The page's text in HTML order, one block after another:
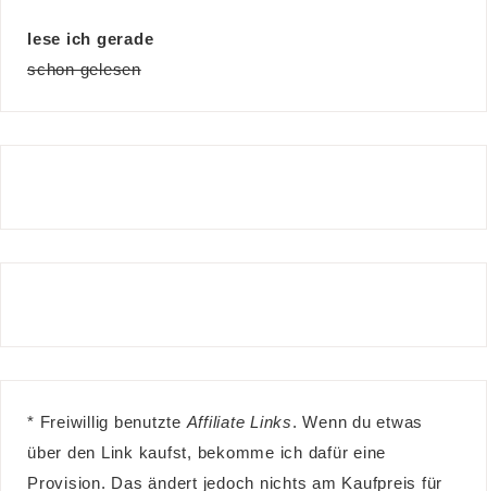
lese ich gerade
schon gelesen
* Freiwillig benutzte Affiliate Links. Wenn du etwas
über den Link kaufst, bekomme ich dafür eine
Provision. Das ändert jedoch nichts am Kaufpreis für